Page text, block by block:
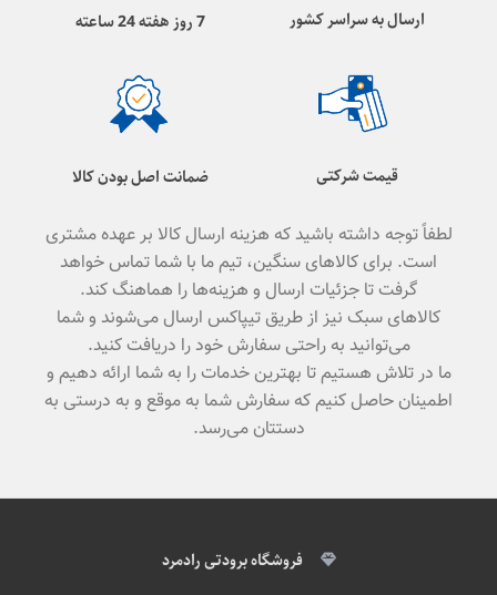
ارسال به سراسر کشور 7 روز هفته 24 ساعته
قیمت شرکتی ضمانت اصل بودن کالا
لطفاً توجه داشته باشید که هزینه ارسال کالا بر عهده مشتری
است. برای کالاهای سنگین، تیم ما با شما تماس خواهد
گرفت تا جزئیات ارسال و هزینه‌ها را هماهنگ کند.
کالاهای سبک نیز از طریق تیپاکس ارسال می‌شوند و شما
می‌توانید به راحتی سفارش خود را دریافت کنید.
ما در تلاش هستیم تا بهترین خدمات را به شما ارائه دهیم و
اطمینان حاصل کنیم که سفارش شما به موقع و به درستی به
دستتان می‌رسد.
فروشگاه برودتی رادمرد